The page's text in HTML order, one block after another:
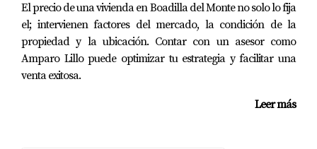
asesoramiento inmobiliario?
Puedes contactarme directamente a través de mi página
web o redes sociales; estaré encantada de ayudarte a
alcanzar tus objetivos inmobiliarios. Recuerda que estoy
aquí para guiarte en cada paso del proceso; no dudes en
El precio de una vivienda en Boadilla del Monte no solo lo fija
el; intervienen factores del mercado, la condición de la
propiedad y la ubicación. Contar con un asesor como
Amparo Lillo puede optimizar tu estrategia y facilitar una
venta exitosa.
Leer más